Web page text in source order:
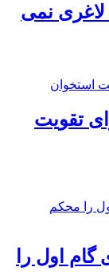
نمی
تقویت
گام اول را